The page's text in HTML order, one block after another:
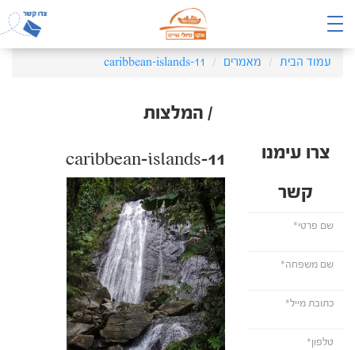
עמוד הבית מאמרים caribbean-islands-11
/ המלצות
צרו עימנו
קשר
caribbean-islands-11